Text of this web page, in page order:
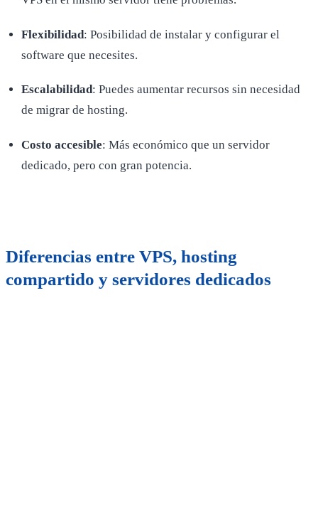
Flexibilidad: Posibilidad de instalar y configurar el
software que necesites.
Escalabilidad: Puedes aumentar recursos sin necesidad
de migrar de hosting.
Costo accesible: Más económico que un servidor
dedicado, pero con gran potencia.
Diferencias entre VPS, hosting
compartido y servidores dedicados